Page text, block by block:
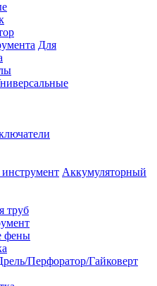
Для
Аккумуляторный
труб
фены
Перфоратор/Гайковерт